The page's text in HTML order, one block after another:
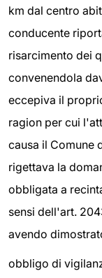
km dal centro
conducente
risarcimento dei
convenendola
eccepiva il
ragion per cui
causa il Comune
rigettava la
obbligata a
sensi dell'art.
avendo
obbligo di